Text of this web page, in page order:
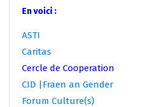
En voici :
ASTI
Caritas
Cercle de Cooperation
CID |Fraen an Gender
Forum Culture(s)